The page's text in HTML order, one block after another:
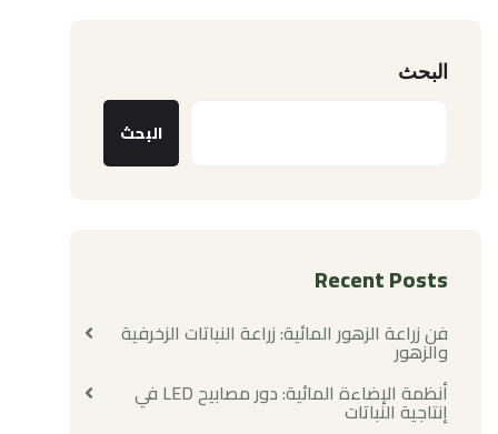
البحث
البحث
Recent Posts
فن زراعة الزهور المائية: زراعة النباتات الزخرفية
والزهور
أنظمة الإضاءة المائية: دور مصابيح LED في
إنتاجية النباتات